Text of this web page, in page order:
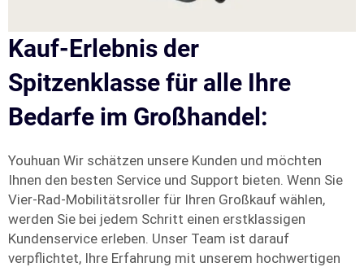
Kauf-Erlebnis der
Spitzenklasse für alle Ihre
Bedarfe im Großhandel:
Youhuan Wir schätzen unsere Kunden und möchten
Ihnen den besten Service und Support bieten. Wenn Sie
Vier-Rad-Mobilitätsroller für Ihren Großkauf wählen,
werden Sie bei jedem Schritt einen erstklassigen
Kundenservice erleben. Unser Team ist darauf
verpflichtet, Ihre Erfahrung mit unserem hochwertigen